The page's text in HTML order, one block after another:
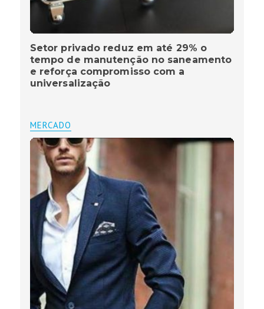
Setor privado reduz em até 29% o
tempo de manutenção no saneamento
e reforça compromisso com a
universalização
MERCADO